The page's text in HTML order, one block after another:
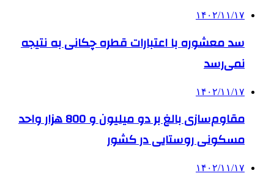
۱۴۰۲/۱۱/۱۷
سد معشوره ‌با اعتبارات قطره چکانی به نتیجه
نمی‌رسد
۱۴۰۲/۱۱/۱۷
مقاوم‌سازی بالغ بر دو میلیون و 800 هزار واحد
مسکونی روستایی در کشور
۱۴۰۲/۱۱/۱۷